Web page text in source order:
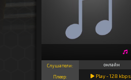
Слушатели: онлайн
Плеер: Play -128 kbps